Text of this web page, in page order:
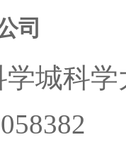
司
学城科